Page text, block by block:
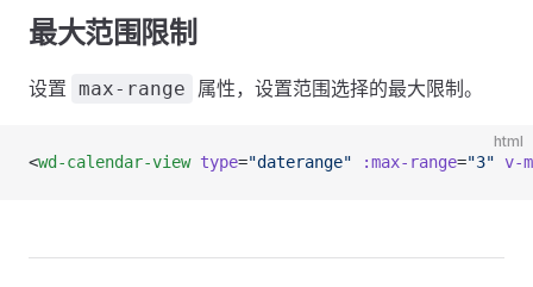
最大范围限制
设置 max-range 属性，设置范围选择的最大限制。
html
<wd-calendar-view type="daterange" :max-range="3" v-